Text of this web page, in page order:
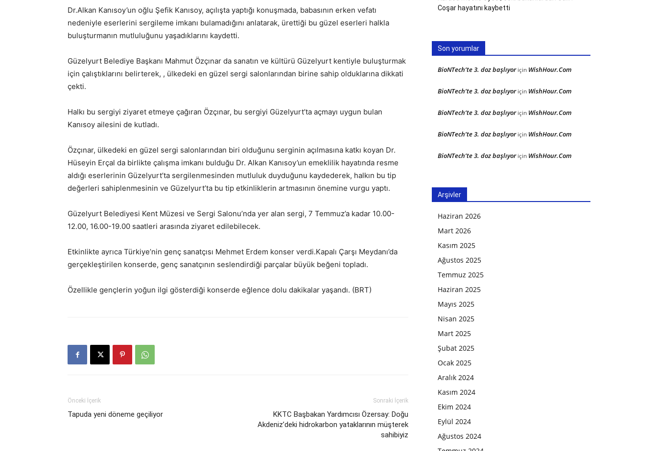
Dr.Alkan Kanısoy’un oğlu Şefik Kanısoy, açılışta yaptığı konuşmada, babasının erken vefatı
nedeniyle eserlerini sergileme imkanı bulamadığını anlatarak, ürettiği bu güzel eserleri halkla
buluşturmanın mutluluğunu yaşadıklarını kaydetti.
Güzelyurt Belediye Başkanı Mahmut Özçınar da sanatın ve kültürü Güzelyurt kentiyle buluşturmak
için çalıştıklarını belirterek, , ülkedeki en güzel sergi salonlarından birine sahip olduklarına dikkati
çekti.
Halkı bu sergiyi ziyaret etmeye çağıran Özçınar, bu sergiyi Güzelyurt’ta açmayı uygun bulan
Kanısoy ailesini de kutladı.
Özçınar, ülkedeki en güzel sergi salonlarından biri olduğunu serginin açılmasına katkı koyan Dr.
Hüseyin Erçal da birlikte çalışma imkanı bulduğu Dr. Alkan Kanısoy’un emeklilik hayatında resme
aldığı eserlerinin Güzelyurt’ta sergilenmesinden mutluluk duyduğunu kaydederek, halkın bu tip
değerleri sahiplenmesinin ve Güzelyurt’ta bu tip etkinliklerin artmasının önemine vurgu yaptı.
Güzelyurt Belediyesi Kent Müzesi ve Sergi Salonu’nda yer alan sergi, 7 Temmuz’a kadar 10.00-
12.00, 16.00-19.00 saatleri arasında ziyaret edilebilecek.
Etkinlikte ayrıca Türkiye’nin genç sanatçısı Mehmet Erdem konser verdi.Kapalı Çarşı Meydanı’da
gerçekleştirilen konserde, genç sanatçının seslendirdiği parçalar büyük beğeni topladı.
Özellikle gençlerin yoğun ilgi gösterdiği konserde eğlence dolu dakikalar yaşandı. (BRT)
Önceki İçerik
Tapuda yeni döneme geçiliyor
Sonraki İçerik
KKTC Başbakan Yardımcısı Özersay: Doğu
Akdeniz’deki hidrokarbon yataklarının müşterek
sahibiyiz
Coşar hayatını kaybetti
Son yorumlar
BioNTech’te 3. doz başlıyoriçin WishHour.Com
BioNTech’te 3. doz başlıyoriçin WishHour.Com
BioNTech’te 3. doz başlıyoriçin WishHour.Com
BioNTech’te 3. doz başlıyoriçin WishHour.Com
BioNTech’te 3. doz başlıyoriçin WishHour.Com
Arşivler
Haziran 2026
Mart 2026
Kasım 2025
Ağustos 2025
Temmuz 2025
Haziran 2025
Mayıs 2025
Nisan 2025
Mart 2025
Şubat 2025
Ocak 2025
Aralık 2024
Kasım 2024
Ekim 2024
Eylül 2024
Ağustos 2024